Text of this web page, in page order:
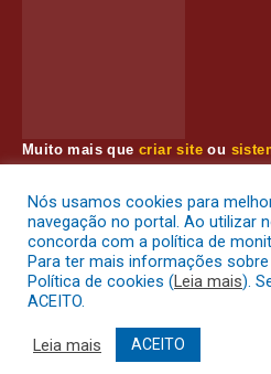
Muito mais quecriar site ou
contrato que todas as exigências
públicaserão atendidas.
Conheça oPNTPe oRadar da
Todos os direitos reservados a
Mapa do Site
Nós usamos cookies para
navegação no portal. Ao utilizar
concorda com a política de
Para ter mais informações
Política de cookies (Leia mais).
ACEITO.
Leia mais ACEITO